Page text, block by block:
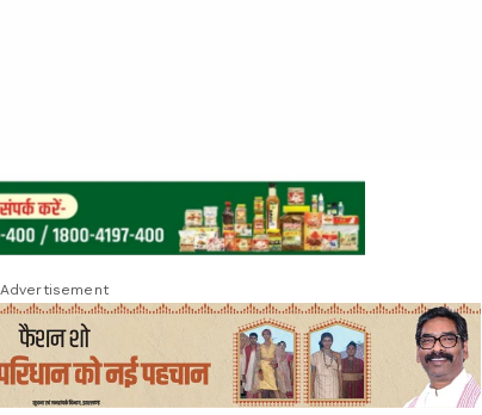
Advertisement